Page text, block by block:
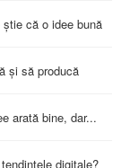
că o idee bună
și să producă
arată bine, dar...
digitale?